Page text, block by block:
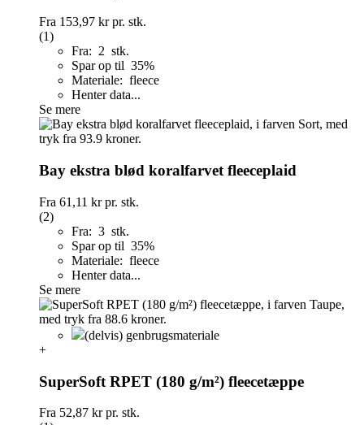
Fra 153,97 krpr. stk.
(1)
Fra: 2 stk.
Spar op til 35%
Materiale: fleece
Henter data...
Se mere
Bay ekstra blød koralfarvet fleeceplaid
Fra 61,11 krpr. stk.
(2)
Fra: 3 stk.
Spar op til 35%
Materiale: fleece
Henter data...
Se mere
(delvis) genbrugsmateriale
+
SuperSoft RPET (180 g/m²) fleecetæppe
Fra 52,87 krpr. stk.